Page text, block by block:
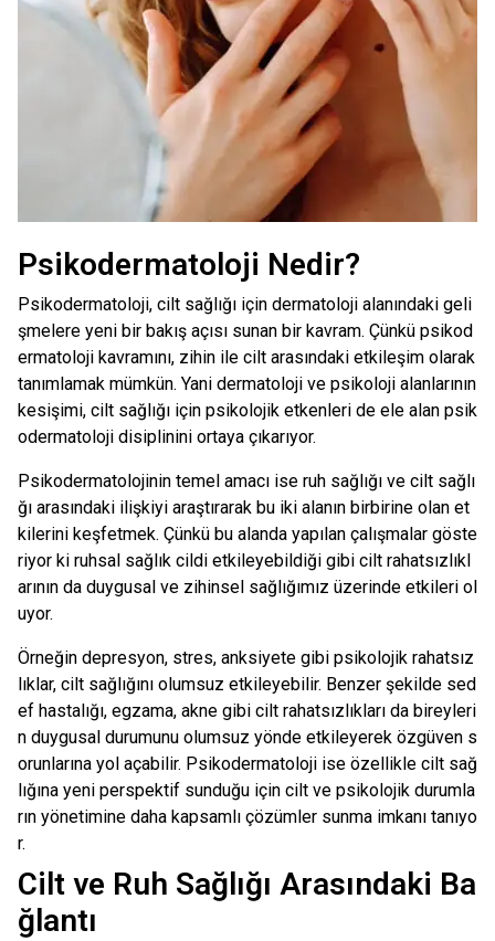
Psikodermatoloji Nedir?
Psikodermatoloji, cilt sağlığı için dermatoloji alanındaki geli
şmelere yeni bir bakış açısı sunan bir kavram. Çünkü psikod
ermatoloji kavramını, zihin ile cilt arasındaki etkileşim olarak
tanımlamak mümkün. Yani dermatoloji ve psikoloji alanlarının
kesişimi, cilt sağlığı için psikolojik etkenleri de ele alan psik
odermatoloji disiplinini ortaya çıkarıyor.
Psikodermatolojinin temel amacı ise ruh sağlığı ve cilt sağlı
ğı arasındaki ilişkiyi araştırarak bu iki alanın birbirine olan et
kilerini keşfetmek. Çünkü bu alanda yapılan çalışmalar göste
riyor ki ruhsal sağlık cildi etkileyebildiği gibi cilt rahatsızlıkl
arının da duygusal ve zihinsel sağlığımız üzerinde etkileri ol
uyor.
Örneğin depresyon, stres, anksiyete gibi psikolojik rahatsız
lıklar, cilt sağlığını olumsuz etkileyebilir. Benzer şekilde sed
ef hastalığı, egzama, akne gibi cilt rahatsızlıkları da bireyleri
n duygusal durumunu olumsuz yönde etkileyerek özgüven s
orunlarına yol açabilir. Psikodermatoloji ise özellikle cilt sağ
lığına yeni perspektif sunduğu için cilt ve psikolojik durumla
rın yönetimine daha kapsamlı çözümler sunma imkanı tanıyo
r.
Cilt ve Ruh Sağlığı Arasındaki Ba
ğlantı